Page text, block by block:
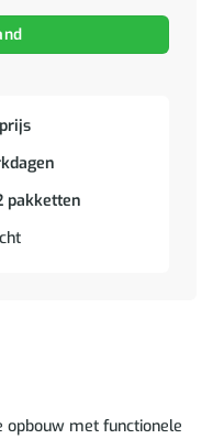
pakketten
met functionele